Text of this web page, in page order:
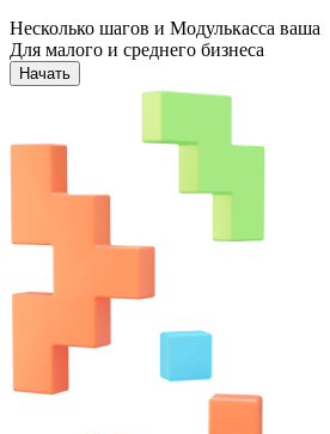
Несколько шагов и Модулькасса ваша
Для малого и среднего бизнеса
Начать